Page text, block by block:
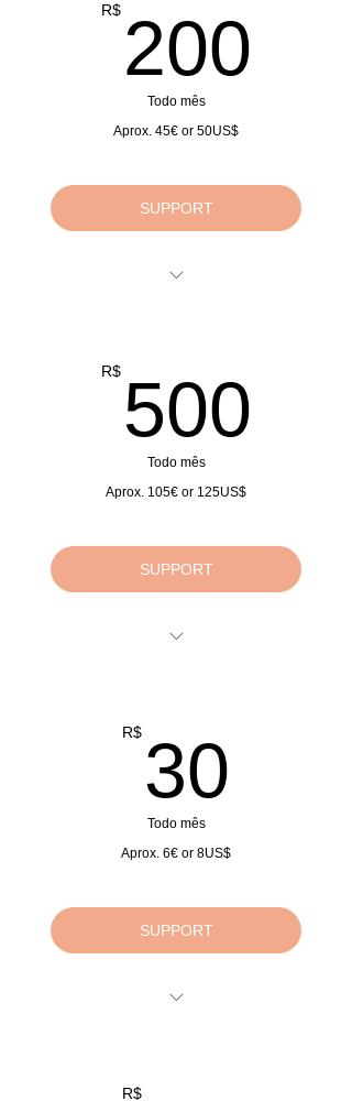
R$ 200
Todo mês
Aprox. 45€ or 50US$
SUPPORT
R$ 500
Todo mês
Aprox. 105€ or 125US$
SUPPORT
R$ 30
Todo mês
Aprox. 6€ or 8US$
SUPPORT
R$